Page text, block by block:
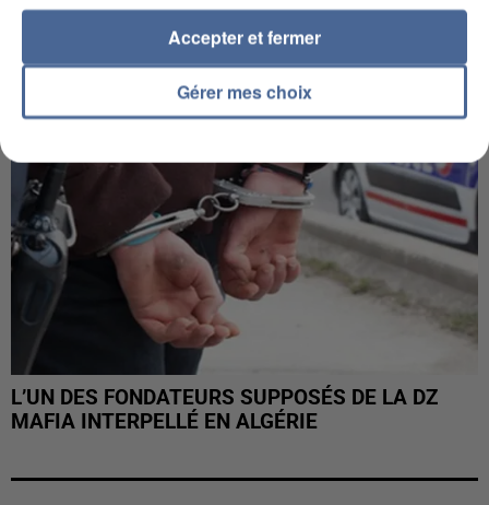
L’UN DES FONDATEURS SUPPOSÉS DE LA DZ
MAFIA INTERPELLÉ EN ALGÉRIE
Gérer mes choix
Accepter et fermer